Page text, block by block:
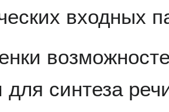
входных
для синтеза